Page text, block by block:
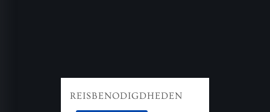
REISBENODIGDHEDEN